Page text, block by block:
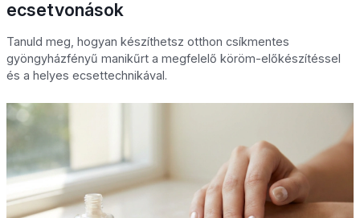
ecsetvonások
Tanuld meg, hogyan készíthetsz otthon csíkmentes
gyöngyházfényű manikűrt a megfelelő köröm-előkészítéssel
és a helyes ecsettechnikával.